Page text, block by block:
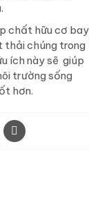
chất hữu cơ bay
thải chúng trong
ích này sẽ giúp
trường sống
hơn.